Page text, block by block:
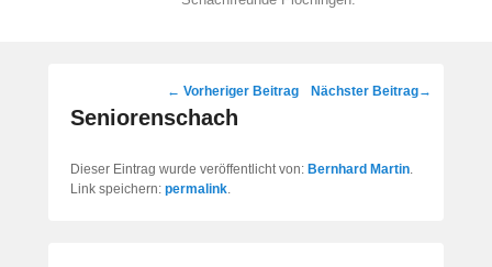
Beitragsnavigation
← Vorheriger Beitrag Nächster Beitrag→
Seniorenschach
Dieser Eintrag wurde veröffentlicht von: Bernhard Martin.
Link speichern: permalink.